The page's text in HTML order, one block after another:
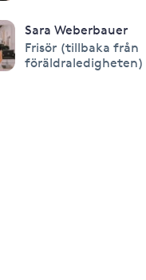
Sara Weberbauer
Frisör (tillbaka från
föräldraledigheten)